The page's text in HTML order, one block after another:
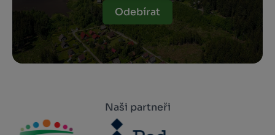
Odebírat
Naši partneři